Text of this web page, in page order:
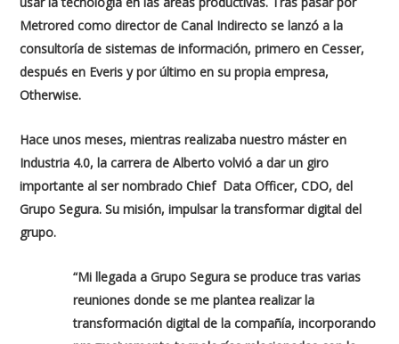
Metrored como director de Canal Indirecto se lanzó a la
consultoría de sistemas de información, primero en Cesser,
después en Everis y por último en su propia empresa,
Otherwise.
Hace unos meses, mientras realizaba nuestro máster en
Industria 4.0, la carrera de Alberto volvió a dar un giro
importante al ser nombrado Chief Data Officer, CDO, del
Grupo Segura. Su misión, impulsar la transformar digital del
grupo.
“Mi llegada a Grupo Segura se produce tras varias
reuniones donde se me plantea realizar la
transformación digital de la compañía, incorporando